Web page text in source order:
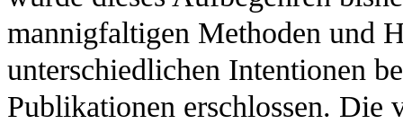
mannigfaltigen Methoden und
unterschiedlichen Intentionen
Publikationen erschlossen. Die